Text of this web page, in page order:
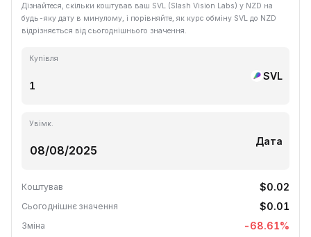
Дізнайтеся, скільки коштував ваш SVL (Slash Vision Labs) у NZD на
будь-яку дату в минулому, і порівняйте, як курс обміну SVL до NZD
відрізняється від сьогоднішнього значення.
Купівля
SVL
Увімк.
Дата
Коштував $0.02
Сьогоднішнє значення $0.01
Зміна -68.61%